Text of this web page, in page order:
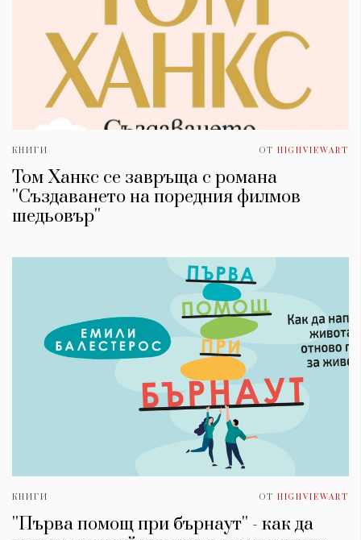
КНИГИ ОТ HIGHVIEWART
Том Ханкс се завръща с романа
''Създаването на поредния филмов
шедьовър''
КНИГИ ОТ HIGHVIEWART
''Първа помощ при бърнаут'' - как да